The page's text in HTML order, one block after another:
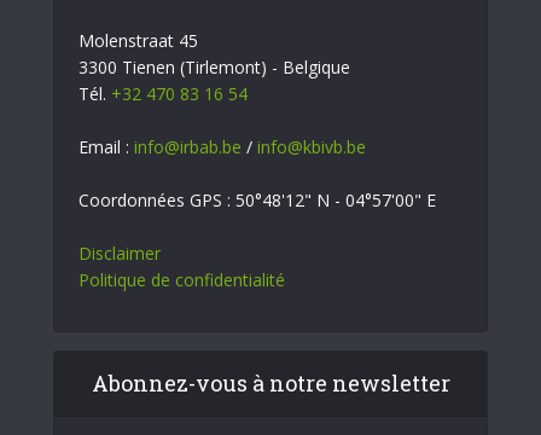
Molenstraat 45
3300 Tienen (Tirlemont) - Belgique
Tél. +32 470 83 16 54
Email : info@irbab.be / info@kbivb.be
Coordonnées GPS : 50°48'12" N - 04°57'00" E
Disclaimer
Politique de confidentialité
Abonnez-vous à notre newsletter